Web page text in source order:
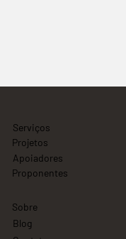
Serviços
Apoiadores
Projetos
Proponentes
Sobre
Blog